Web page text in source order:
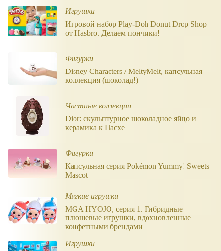
Игрушки
Игровой набор Play-Doh Donut Drop Shop
от Hasbro. Делаем пончики!
Фигурки
Disney Characters / MeltyMelt, капсульная
коллекция (шоколад!)
Частные коллекции
Dior: скульптурное шоколадное яйцо и
керамика к Пасхе
Фигурки
Капсульная серия Pokémon Yummy! Sweets
Mascot
Мягкие игрушки
MGA HYOJO, серия 1. Гибридные
плюшевые игрушки, вдохновленные
конфетными брендами
Игрушки